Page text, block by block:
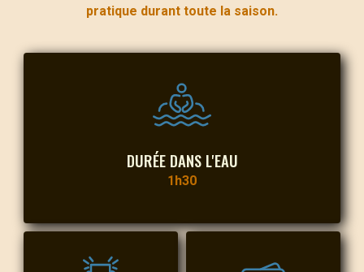
pratique durant toute la saison.
DURÉE DANS L'EAU
1h30